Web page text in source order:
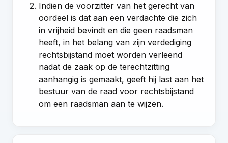
Indien de voorzitter van het gerecht van
oordeel is dat aan een verdachte die zich
in vrijheid bevindt en die geen raadsman
heeft, in het belang van zijn verdediging
rechtsbijstand moet worden verleend
nadat de zaak op de terechtzitting
aanhangig is gemaakt, geeft hij last aan het
bestuur van de raad voor rechtsbijstand
om een raadsman aan te wijzen.